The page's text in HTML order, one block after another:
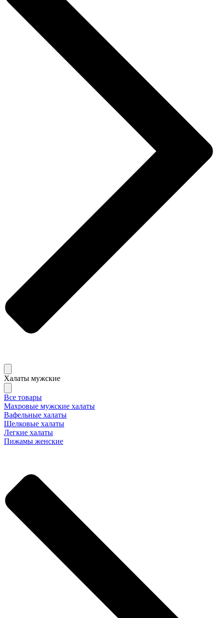
Халаты мужские
Все товары
Махровые мужские халаты
Вафельные халаты
Шелковые халаты
Легкие халаты
Пижамы женские